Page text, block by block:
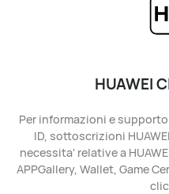
HUAWEI
Per informazioni e
ID, sottoscrizioni
necessita' relative a
APPGallery, Wallet, Game